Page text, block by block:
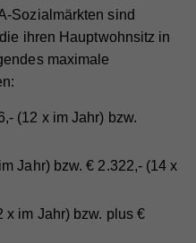
Sozialmärkten sind
ihren Hauptwohnsitz in
maximale
(12 x im Jahr) bzw.
Jahr) bzw. € 2.322,- (14 x
x im Jahr) bzw. plus €